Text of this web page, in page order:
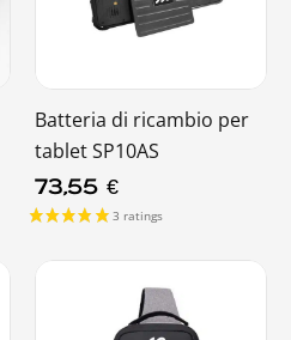
Batteria di ricambio per
tablet SP10AS
73,55 €